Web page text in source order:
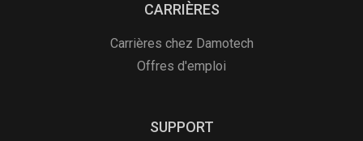
CARRIÈRES
Carrières chez Damotech
Offres d'emploi
SUPPORT